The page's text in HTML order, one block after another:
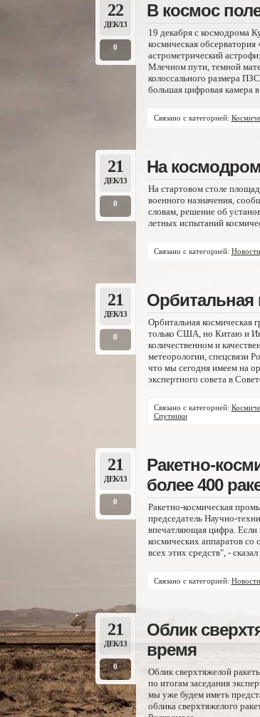
22
ДЕК/13
0
В космос
19 декабря с космодрома
космическая
астрометрический
Млечном пути, темной
колоссального размера
большая цифровая камера
Связано с категорией:
21
ДЕК/13
0
На
На стартовом столе
военного назначения,
словам, решение об
летных испытаний
Связано с категорией:
21
ДЕК/13
0
Орбитальная
Орбитальная космическая
только США, но Китаю и
количественном и
метеорологии, спецсвязи
что мы сегодня имеем на
экспертного совета в
Связано с категорией:
Спутники
21
ДЕК/13
0
Ракетно-
более 400
Ракетно-космическая
председатель Научно-
впечатляющая цифра. Если
космических аппаратов
всех этих средств", -
Связано с категорией:
21
ДЕК/13
0
Облик
время
Облик сверхтяжелой
по итогам заседания
мы уже будем иметь
облика сверхтяжелого